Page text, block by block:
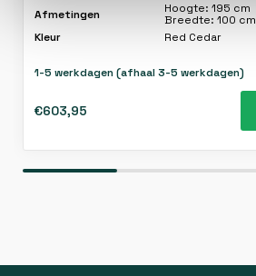
Afmetingen
Hoogte: 195 cm
Breedte: 100 cm
Kleur
Red Cedar
1-5 werkdagen (afhaal 3-5 werkdagen)
€603,95